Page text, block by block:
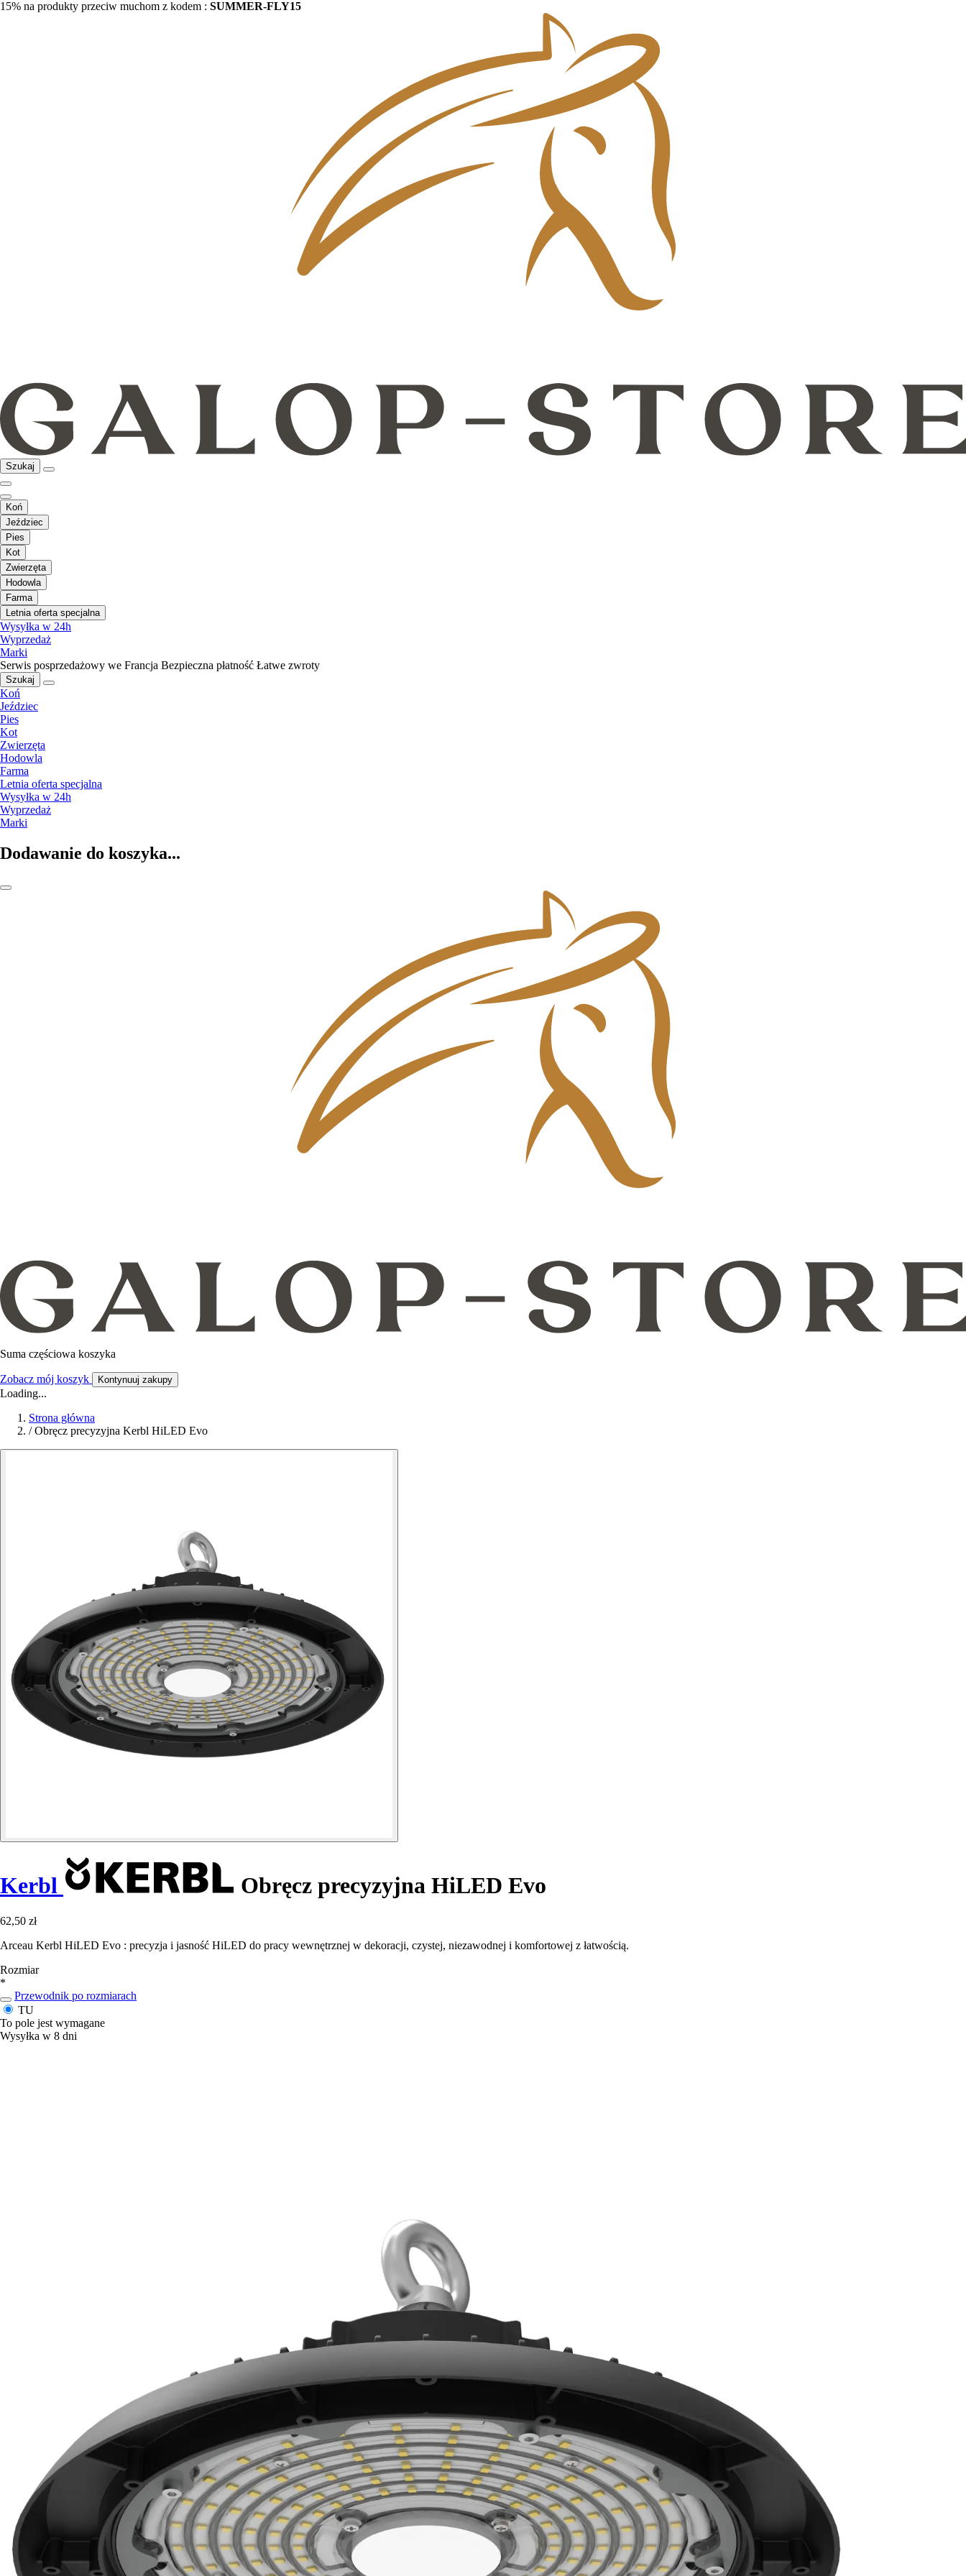
15% na produkty przeciw muchom z kodem : SUMMER-FLY15
Szukaj
Koń
Jeździec
Pies
Kot
Zwierzęta
Hodowla
Farma
Letnia oferta specjalna
Wysyłka w 24h
Wyprzedaż
Marki
Serwis posprzedażowy we Francja Bezpieczna płatność Łatwe zwroty
Szukaj
Koń
Jeździec
Pies
Kot
Zwierzęta
Hodowla
Farma
Letnia oferta specjalna
Wysyłka w 24h
Wyprzedaż
Marki
Dodawanie do koszyka...
Suma częściowa koszyka
Zobacz mój koszyk Kontynuuj zakupy
Loading...
Strona główna
/ Obręcz precyzyjna Kerbl HiLED Evo
Kerbl Obręcz precyzyjna HiLED Evo
62,50 zł
Arceau Kerbl HiLED Evo : precyzja i jasność HiLED do pracy wewnętrznej w dekoracji, czystej, niezawodnej i komfortowej z łatwością.
Rozmiar
*
Przewodnik po rozmiarach
TU
To pole jest wymagane
Wysyłka w 8 dni